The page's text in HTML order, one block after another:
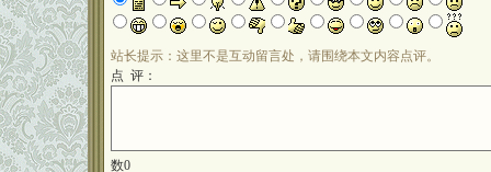
站长提示：这里不是互动留言处，请围绕本文内容点评。
点 评：
数0